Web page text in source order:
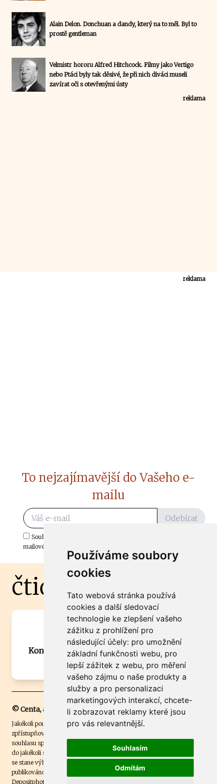
Používáme soubory
cookies
Tato webová stránka používá
cookies a další sledovací
technologie ke zlepšení vašeho
zážitku z prohlížení pro
následující účely: pro umožnění
základní funkčnosti webu, pro
lepší zážitek z webu, pro měření
vašeho zájmu o naše produkty a
služby a pro personalizaci
marketingových interakcí, chcete-
li zobrazovat reklamy které jsou
pro vás relevantnější.
Souhlasím
Odmítám
Alain Delon. Donchuan a dandy, který na to měl. Byl to
prostě gentleman
Velmistr hororu Alfred Hitchcock. Filmy jako Vertigo
nebo Ptáci byly tak děsivé, že při nich diváci museli
zavírat oči s otevřenými ústy
reklama
reklama
To nejzajímavější do Vašeho e-
mailu
Odebírat
Souhlasím s odběrem důležitých zpráv ze ČtiDoma.cz do mé e-
mailové schránky.
čtidoma.cz
Máte zajímavou informaci? Chcete
spolupracovat?
Kontaktujte šéfredaktora Martina Chalupu:
chalupa@ctidoma.cz
© Centa, a.s.
Jakékoli použití obsahu včetně převzetí, šíření či dalšího užití a
zpřístupňování textových či obrazových materiálů bez písemného
souhlasu společnosti Centa,a.s. je zakázáno. Čtenář svým přihlášením
do jakékoli soutěže na našem webu dává souhlas s tím, že v případě, že
se stane výhercem této soutěže, může být jeho jméno na webu
publikováno. Centa, a.s. využívala licenci ČTK a využívá fotografie z
Depositphotos